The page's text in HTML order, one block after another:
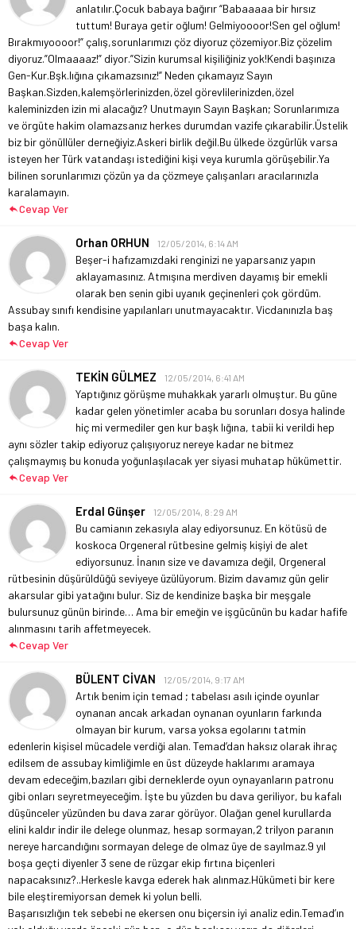
anlatılır.Çocuk babaya bağırır “Babaaaaa bir hırsız
tuttum! Buraya getir oğlum! Gelmiyoooor!Sen gel oğlum!
Bırakmıyoooor!” çalış,sorunlarımızı çöz diyoruz çözemiyor.Biz çözelim
diyoruz.”Olmaaaaz!” diyor.”Sizin kurumsal kişiliğiniz yok!Kendi başınıza
Gen-Kur.Bşk.lığına çıkamazsınız!” Neden çıkamayız Sayın
Başkan.Sizden,kalemşörlerinizden,özel görevlilerinizden,özel
kaleminizden izin mi alacağız? Unutmayın Sayın Başkan; Sorunlarımıza
ve örgüte hakim olamazsanız herkes durumdan vazife çıkarabilir.Üstelik
biz bir gönüllüler derneğiyiz.Askeri birlik değil.Bu ülkede özgürlük varsa
isteyen her Türk vatandaşı istediğini kişi veya kurumla görüşebilir.Ya
bilinen sorunlarımızı çözün ya da çözmeye çalışanları aracılarınızla
karalamayın.
Cevap Ver
Orhan ORHUN 12/05/2014, 6:14 AM
Beşer-i hafızamızdaki renginizi ne yaparsanız yapın
aklayamasınız. Atmışına merdiven dayamış bir emekli
olarak ben senin gibi uyanık geçinenleri çok gördüm.
Assubay sınıfı kendisine yapılanları unutmayacaktır. Vicdanınızla baş
başa kalın.
Cevap Ver
TEKİN GÜLMEZ 12/05/2014, 6:41 AM
Yaptığınız görüşme muhakkak yararlı olmuştur. Bu güne
kadar gelen yönetimler acaba bu sorunları dosya halinde
hiç mi vermediler gen kur başk lığına, tabii ki verildi hep
aynı sözler takip ediyoruz çalışıyoruz nereye kadar ne bitmez
çalışmaymış bu konuda yoğunlaşılacak yer siyasi muhatap hükümettir.
Cevap Ver
Erdal Günşer 12/05/2014, 8:29 AM
Bu camianın zekasıyla alay ediyorsunuz. En kötüsü de
koskoca Orgeneral rütbesine gelmiş kişiyi de alet
ediyorsunuz. İnanın size ve davamıza değil, Orgeneral
rütbesinin düşürüldüğü seviyeye üzülüyorum. Bizim davamız gün gelir
akarsular gibi yatağını bulur. Siz de kendinize başka bir meşgale
bulursunuz günün birinde… Ama bir emeğin ve işgücünün bu kadar hafife
alınmasını tarih affetmeyecek.
Cevap Ver
BÜLENT CİVAN 12/05/2014, 9:17 AM
Artık benim için temad ; tabelası asılı içinde oyunlar
oynanan ancak arkadan oynanan oyunların farkında
olmayan bir kurum, varsa yoksa egolarını tatmin
edenlerin kişisel mücadele verdiği alan. Temad’dan haksız olarak ihraç
edilsem de assubay kimliğimle en üst düzeyde haklarımı aramaya
devam edeceğim,bazıları gibi derneklerde oyun oynayanların patronu
gibi onları seyretmeyeceğim. İşte bu yüzden bu dava geriliyor, bu kafalı
düşünceler yüzünden bu dava zarar görüyor. Olağan genel kurullarda
elini kaldır indir ile delege olunmaz, hesap sormayan,2 trilyon paranın
nereye harcandığını sormayan delege de olmaz üye de sayılmaz.9 yıl
boşa geçti diyenler 3 sene de rüzgar ekip fırtına biçenleri
napacaksınız?..Herkesle kavga ederek hak alınmaz.Hükümeti bir kere
bile eleştiremiyorsan demek ki yolun belli.
Başarısızlığın tek sebebi ne ekersen onu biçersin iyi analiz edin.Temad’ın